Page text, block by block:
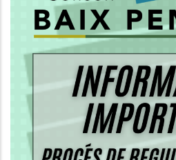
Informació
PROCÉS DE
PERSONES
S. socials